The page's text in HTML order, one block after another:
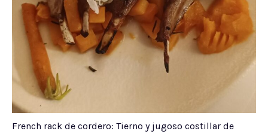
French rack de cordero: Tierno y jugoso costillar de